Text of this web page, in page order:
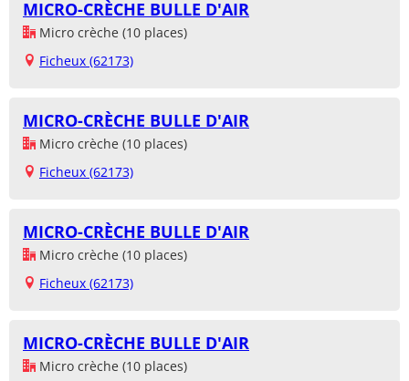
MICRO-CRÈCHE BULLE D'AIR
Micro crèche (10 places)
Ficheux (62173)
MICRO-CRÈCHE BULLE D'AIR
Micro crèche (10 places)
Ficheux (62173)
MICRO-CRÈCHE BULLE D'AIR
Micro crèche (10 places)
Ficheux (62173)
MICRO-CRÈCHE BULLE D'AIR
Micro crèche (10 places)